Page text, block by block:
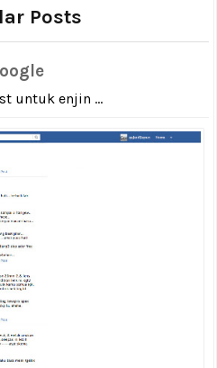
Posts
untuk enjin ...